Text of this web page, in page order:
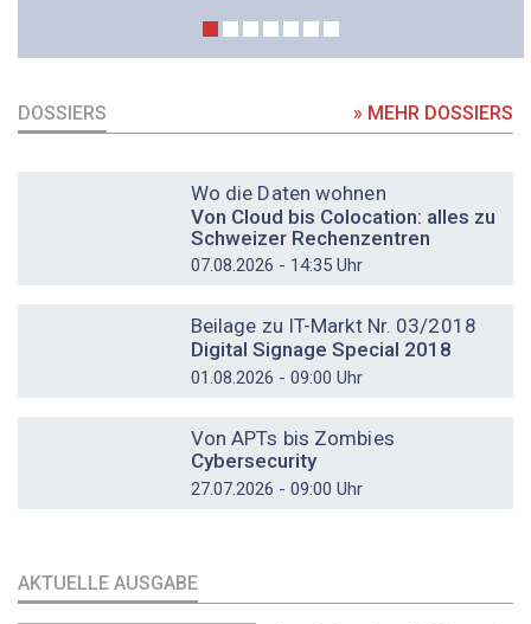
DOSSIERS » MEHR DOSSIERS
Wo die Daten wohnen
Von Cloud bis Colocation: alles zu
Schweizer Rechenzentren
07.08.2026 - 14:35 Uhr
Beilage zu IT-Markt Nr. 03/2018
Digital Signage Special 2018
01.08.2026 - 09:00 Uhr
Von APTs bis Zombies
Cybersecurity
27.07.2026 - 09:00 Uhr
AKTUELLE AUSGABE